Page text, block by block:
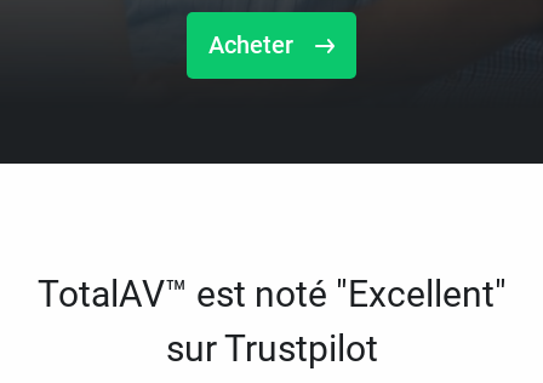
Acheter
TotalAV™ est noté "Excellent"
sur Trustpilot